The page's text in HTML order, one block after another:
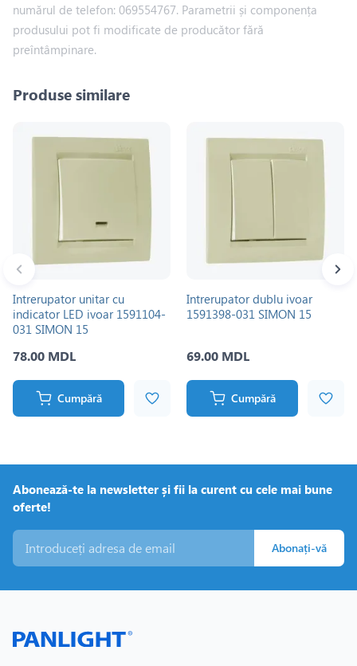
numărul de telefon: 069554767. Parametrii și componența
produsului pot fi modificate de producător fără
preîntâmpinare.
Produse similare
Intrerupator unitar cu
indicator LED ivoar 1591104-
031 SIMON 15
78.00 MDL
Cumpără
Intrerupator dublu ivoar
1591398-031 SIMON 15
69.00 MDL
Cumpără
Abonează-te la newsletter și fii la curent cu cele mai bune
oferte!
Abonați-vă